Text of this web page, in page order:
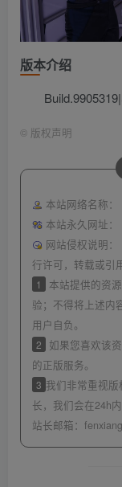
版本介绍
© 版权声明
本站网络名称：
本站永久网址：
网站侵权说明：
行许可，转载或引
1
本站提供的资
验；不得将上述内
用户自负。
2
如果您喜欢该
的正版服务。
3 我们非常重视
长，我们会在24h
站长邮箱：